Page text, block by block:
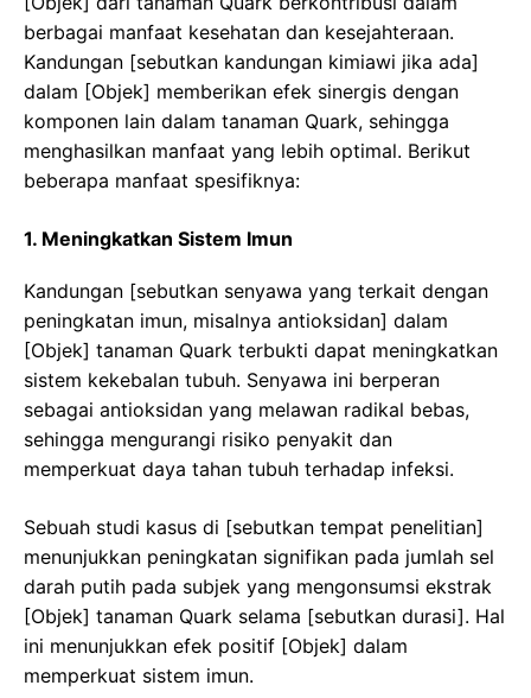
berbagai manfaat kesehatan dan kesejahteraan.
Kandungan [sebutkan kandungan kimiawi jika ada]
dalam [Objek] memberikan efek sinergis dengan
komponen lain dalam tanaman Quark, sehingga
menghasilkan manfaat yang lebih optimal. Berikut
beberapa manfaat spesifiknya:
1. Meningkatkan Sistem Imun
Kandungan [sebutkan senyawa yang terkait dengan
peningkatan imun, misalnya antioksidan] dalam
[Objek] tanaman Quark terbukti dapat meningkatkan
sistem kekebalan tubuh. Senyawa ini berperan
sebagai antioksidan yang melawan radikal bebas,
sehingga mengurangi risiko penyakit dan
memperkuat daya tahan tubuh terhadap infeksi.
Sebuah studi kasus di [sebutkan tempat penelitian]
menunjukkan peningkatan signifikan pada jumlah sel
darah putih pada subjek yang mengonsumsi ekstrak
[Objek] tanaman Quark selama [sebutkan durasi]. Hal
ini menunjukkan efek positif [Objek] dalam
memperkuat sistem imun.